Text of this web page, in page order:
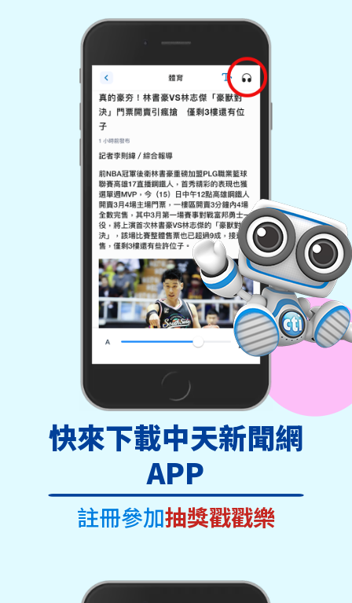
快來下載中天新聞網
APP
註冊參加抽獎戳戳樂